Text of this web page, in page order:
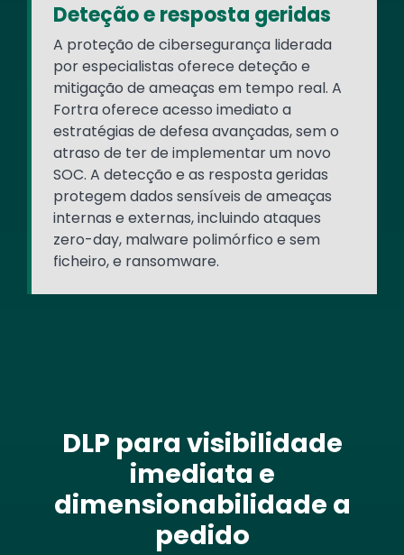
Deteção e resposta geridas
A proteção de cibersegurança liderada
por especialistas oferece deteção e
mitigação de ameaças em tempo real. A
Fortra oferece acesso imediato a
estratégias de defesa avançadas, sem o
atraso de ter de implementar um novo
SOC. A detecção e as resposta geridas
protegem dados sensíveis de ameaças
internas e externas, incluindo ataques
zero-day, malware polimórfico e sem
ficheiro, e ransomware.
DLP para visibilidade
imediata e
dimensionabilidade a
pedido